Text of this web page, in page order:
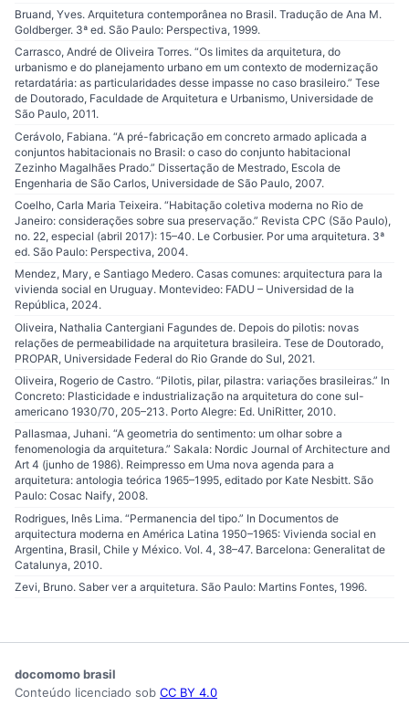
Bruand, Yves. Arquitetura contemporânea no Brasil. Tradução de Ana M.
Goldberger. 3ª ed. São Paulo: Perspectiva, 1999.
Carrasco, André de Oliveira Torres. “Os limites da arquitetura, do
urbanismo e do planejamento urbano em um contexto de modernização
retardatária: as particularidades desse impasse no caso brasileiro.” Tese
de Doutorado, Faculdade de Arquitetura e Urbanismo, Universidade de
São Paulo, 2011.
Cerávolo, Fabiana. “A pré-fabricação em concreto armado aplicada a
conjuntos habitacionais no Brasil: o caso do conjunto habitacional
Zezinho Magalhães Prado.” Dissertação de Mestrado, Escola de
Engenharia de São Carlos, Universidade de São Paulo, 2007.
Coelho, Carla Maria Teixeira. “Habitação coletiva moderna no Rio de
Janeiro: considerações sobre sua preservação.” Revista CPC (São Paulo),
no. 22, especial (abril 2017): 15–40. Le Corbusier. Por uma arquitetura. 3ª
ed. São Paulo: Perspectiva, 2004.
Mendez, Mary, e Santiago Medero. Casas comunes: arquitectura para la
vivienda social en Uruguay. Montevideo: FADU – Universidad de la
República, 2024.
Oliveira, Nathalia Cantergiani Fagundes de. Depois do pilotis: novas
relações de permeabilidade na arquitetura brasileira. Tese de Doutorado,
PROPAR, Universidade Federal do Rio Grande do Sul, 2021.
Oliveira, Rogerio de Castro. “Pilotis, pilar, pilastra: variações brasileiras.” In
Concreto: Plasticidade e industrialização na arquitetura do cone sul-
americano 1930/70, 205–213. Porto Alegre: Ed. UniRitter, 2010.
Pallasmaa, Juhani. “A geometria do sentimento: um olhar sobre a
fenomenologia da arquitetura.” Sakala: Nordic Journal of Architecture and
Art 4 (junho de 1986). Reimpresso em Uma nova agenda para a
arquitetura: antologia teórica 1965–1995, editado por Kate Nesbitt. São
Paulo: Cosac Naify, 2008.
Rodrigues, Inês Lima. “Permanencia del tipo.” In Documentos de
arquitectura moderna en América Latina 1950–1965: Vivienda social en
Argentina, Brasil, Chile y México. Vol. 4, 38–47. Barcelona: Generalitat de
Catalunya, 2010.
Zevi, Bruno. Saber ver a arquitetura. São Paulo: Martins Fontes, 1996.
docomomo brasil
Conteúdo licenciado sob CC BY 4.0